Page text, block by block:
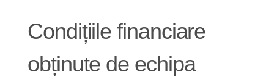
Condițiile financiare
obținute de echipa